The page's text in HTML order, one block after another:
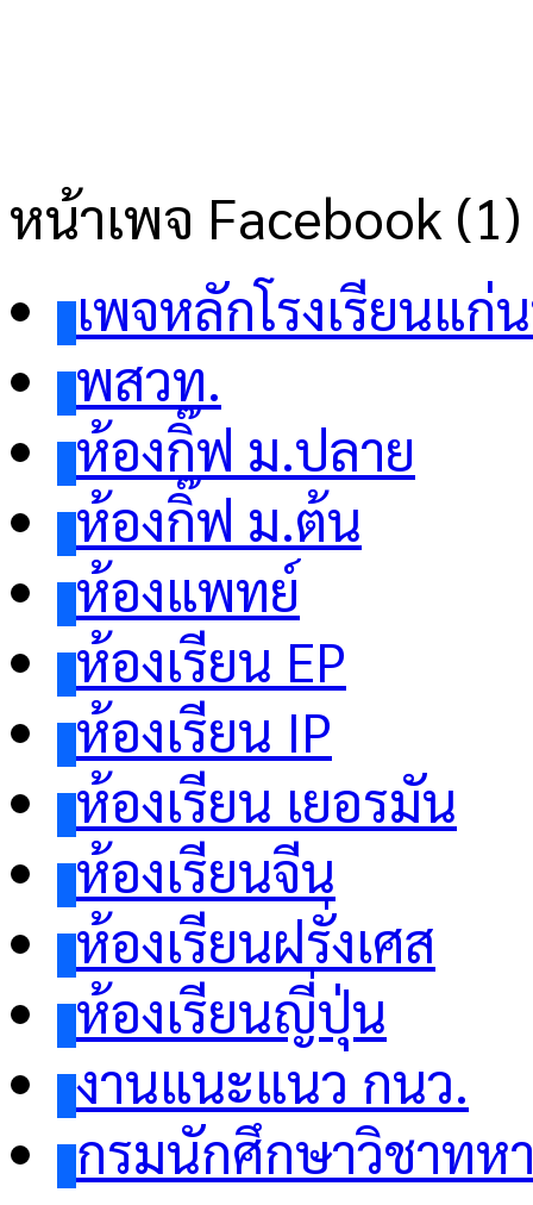
หน้าเพจ Facebook (1)
เพจหลักโรงเรียนแก่
พสวท.
ห้องกิ๊ฟ ม.ปลาย
ห้องกิ๊ฟ ม.ต้น
ห้องแพทย์
ห้องเรียน EP
ห้องเรียน IP
ห้องเรียน เยอรมัน
ห้องเรียนจีน
ห้องเรียนฝรั่งเศส
ห้องเรียนญี่ปุ่น
งานแนะแนว กนว.
กรมนักศึกษาวิชาทห